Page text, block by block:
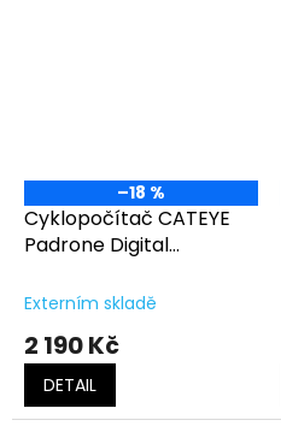
–18 %
Cyklopočítač CATEYE
Padrone Digital
Externím skladě
2 190 Kč
DETAIL